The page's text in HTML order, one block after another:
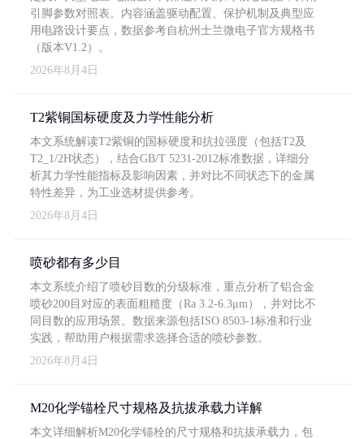
引脚参数对照表。内容涵盖驱动配置、保护机制及典型应
用电路设计要点，数据参考自杭州士兰微电子官方规格书
（版本V1.2）。
2026年8月4日
T2紫铜国标硬度及力学性能分析
本文系统解读T2紫铜的国标硬度和抗拉强度（包括T2及
T2_1/2H状态），结合GB/T 5231-2012标准数据，详细分
析其力学性能指标及影响因素，并对比不同状态下的金属
特性差异，为工业选材提供参考。
2026年8月4日
喷砂都有多少目
本文系统介绍了喷砂目数的分级标准，重点分析了铝合金
喷砂200目对应的表面粗糙度（Ra 3.2-6.3μm），并对比不
同目数的应用场景。数据来源包括ISO 8503-1标准和行业
实践，帮助用户根据需求选择合适的喷砂参数。
2026年8月4日
M20化学锚栓尺寸规格及抗拔承载力详解
本文详细解析M20化学锚栓的尺寸规格和抗拔承载力，包